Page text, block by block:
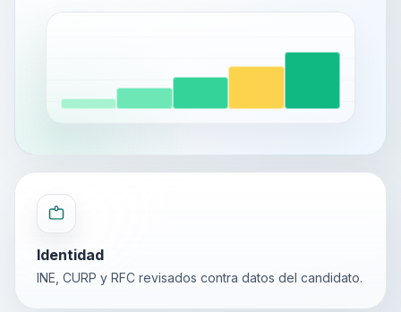
Identidad
INE, CURP y RFC revisados contra datos del candidato.